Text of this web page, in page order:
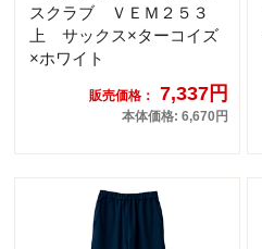
スクラブ ＶＥＭ２５３
上 サックス×ターコイズ
×ホワイト
販売価格： 7,337円
本体価格: 6,670円